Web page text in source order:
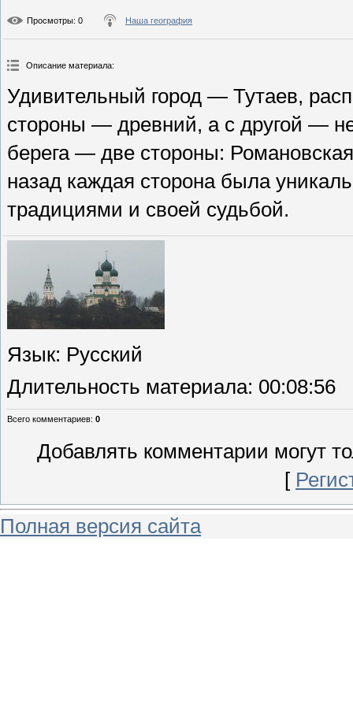
Просмотры: 0 Наша география
Описание материала:
Удивительный город — Тутаев,
стороны — древний, а с другой —
берега — две стороны:
назад каждая сторона была
традициями и своей судьбой.
Язык: Русский
Длительность материала: 00:08:56
Всего комментариев: 0
Добавлять комментарии могут
[
Полная версия сайта